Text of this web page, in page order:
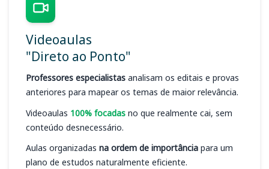
Videoaulas
"Direto ao Ponto"
Professores especialistas analisam os editais e provas
anteriores para mapear os temas de maior relevância.
Videoaulas 100% focadas no que realmente cai, sem
conteúdo desnecessário.
Aulas organizadas na ordem de importância para um
plano de estudos naturalmente eficiente.